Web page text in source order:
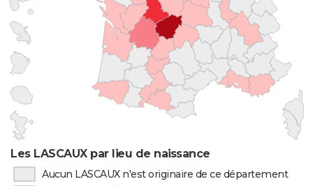
Les LASCAUX par lieu de naissance
Aucun LASCAUX n'est originaire de ce département